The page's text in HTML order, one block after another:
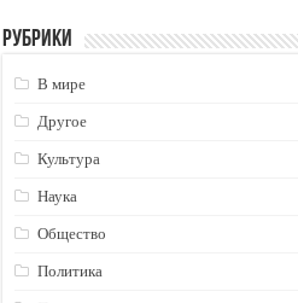
Рубрики
В мире
Другое
Культура
Наука
Общество
Политика